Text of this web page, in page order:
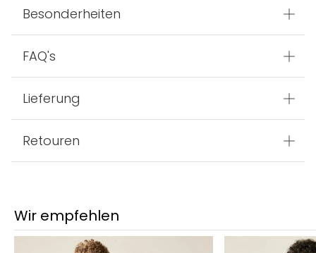
Besonderheiten
FAQ's
Lieferung
Retouren
Wir empfehlen